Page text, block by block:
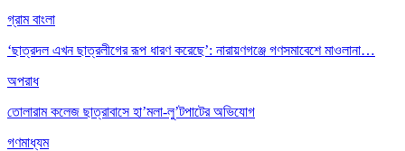
গ্রাম বাংলা
‘ছাত্রদল এখন ছাত্রলীগের রূপ ধারণ করেছে’: নারায়ণগঞ্জে গণসমাবেশে মাওলানা…
অপরাধ
তোলারাম কলেজ ছাত্রাবাসে হা’মলা-লু’টপাটের অভিযোগ
গণমাধ্যম